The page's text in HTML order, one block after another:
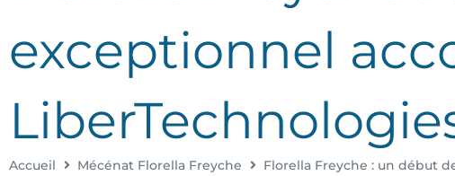
exceptionnel
Accueil Mécénat Florella Freyche Florella Freyche : un début